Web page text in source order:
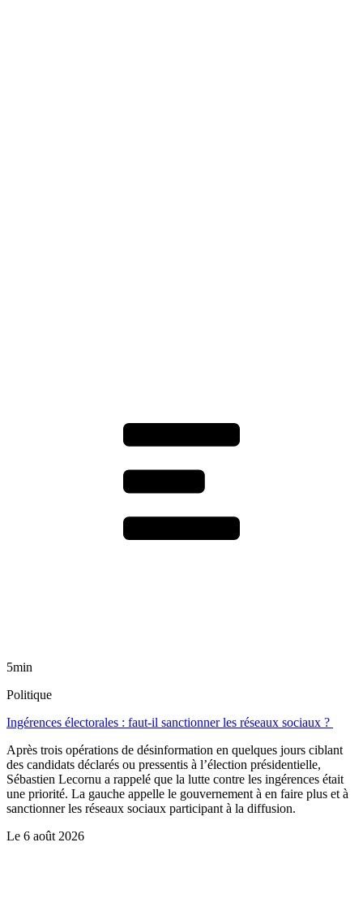
5min
Politique
Ingérences électorales : faut-il sanctionner les réseaux sociaux ?
Après trois opérations de désinformation en quelques jours ciblant
des candidats déclarés ou pressentis à l’élection présidentielle,
Sébastien Lecornu a rappelé que la lutte contre les ingérences était
une priorité. La gauche appelle le gouvernement à en faire plus et à
sanctionner les réseaux sociaux participant à la diffusion.
Le 6 août 2026